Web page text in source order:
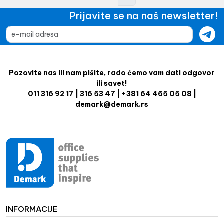
Prijavite se na naš newsletter!
Pozovite nas ili nam pišite, rado ćemo vam dati odgovor
ili savet!
011 316 92 17 | 316 53 47 | +381 64 465 05 08 |
demark@demark.rs
INFORMACIJE